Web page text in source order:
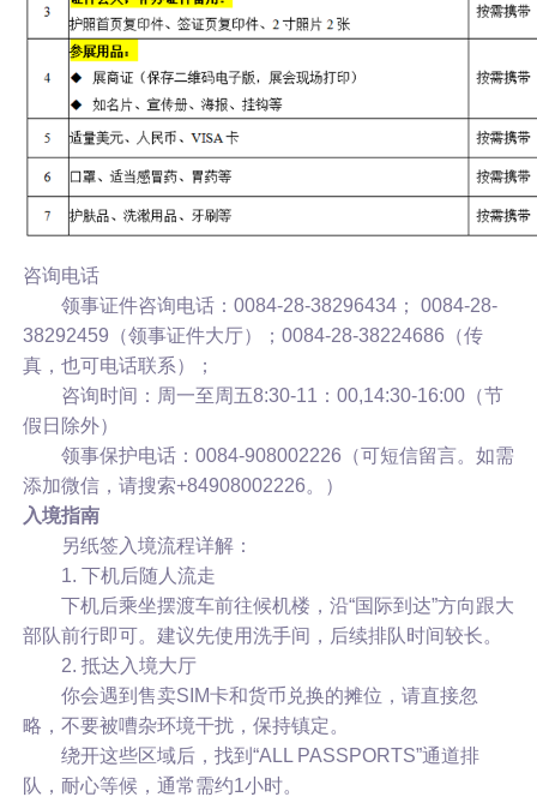
咨询电话
领事证件咨询电话：0084-28-38296434； 0084-28-
38292459（领事证件大厅）；0084-28-38224686（传
真，也可电话联系）；
咨询时间：周一至周五8:30-11：00,14:30-16:00（节
假日除外）
领事保护电话：0084-908002226（可短信留言。如需
添加微信，请搜索+84908002226。）
入境指南
另纸签入境流程详解：
1. 下机后随人流走
下机后乘坐摆渡车前往候机楼，沿“国际到达”方向跟大
部队前行即可。建议先使用洗手间，后续排队时间较长。
2. 抵达入境大厅
你会遇到售卖SIM卡和货币兑换的摊位，请直接忽
略，不要被嘈杂环境干扰，保持镇定。
绕开这些区域后，找到“ALL PASSPORTS”通道排
队，耐心等候，通常需约1小时。